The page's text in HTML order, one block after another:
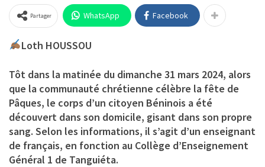
Partager WhatsApp Facebook
Loth HOUSSOU
Tôt dans la matinée du dimanche 31 mars 2024, alors
que la communauté chrétienne célèbre la fête de
Pâques, le corps d’un citoyen Béninois a été
découvert dans son domicile, gisant dans son propre
sang. Selon les informations, il s’agit d’un enseignant
de français, en fonction au Collège d’Enseignement
Général 1 de Tanguiéta.